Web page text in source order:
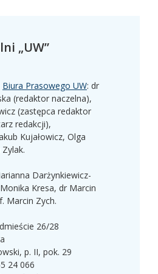
„UW”
Biura Prasowego UW: dr
(redaktor naczelna),
(zastępca redaktor
redakcji),
Kujałowicz, Olga
Darżynkiewicz-
Kresa, dr Marcin
Marcin Zych.
26/28
p. II, pok. 29
24 066